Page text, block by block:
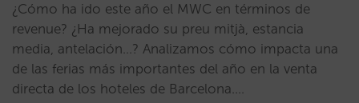
¿Cómo ha ido este año el MWC en términos de
revenue? ¿Ha mejorado su preu mitjà, estancia
media, antelación…? Analizamos cómo impacta una
de las ferias más importantes del año en la venta
directa de los hoteles de Barcelona.…